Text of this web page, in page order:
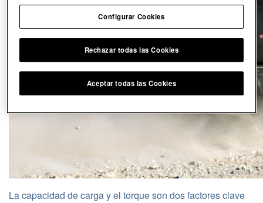
La capacidad de carga y el torque son dos factores clave
Configurar Cookies
Rechazar todas las Cookies
Aceptar todas las Cookies